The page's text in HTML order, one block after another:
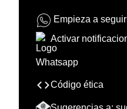
Empieza a
Activar
Código ética